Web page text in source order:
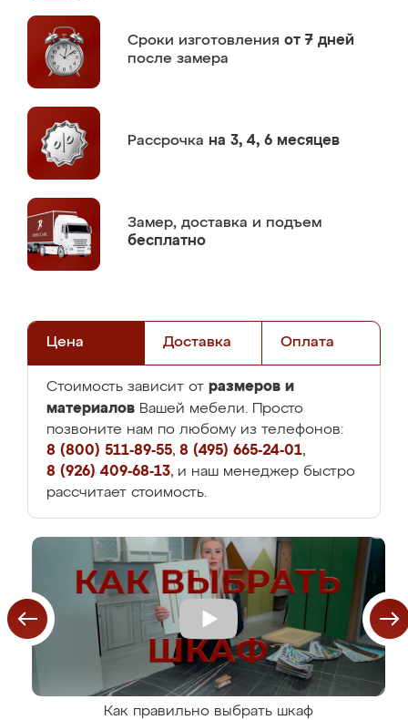
Сроки изготовления от 7 дней
после замера
Рассрочка на 3, 4, 6 месяцев
Замер, доставка и подъем
бесплатно
Цена Доставка Оплата
Стоимость зависит от размеров и
материалов Вашей мебели. Просто
позвоните нам по любому из телефонов:
8 (800) 511-89-55, 8 (495) 665-24-01,
8 (926) 409-68-13, и наш менеджер быстро
рассчитает стоимость.
Как правильно выбрать шкаф